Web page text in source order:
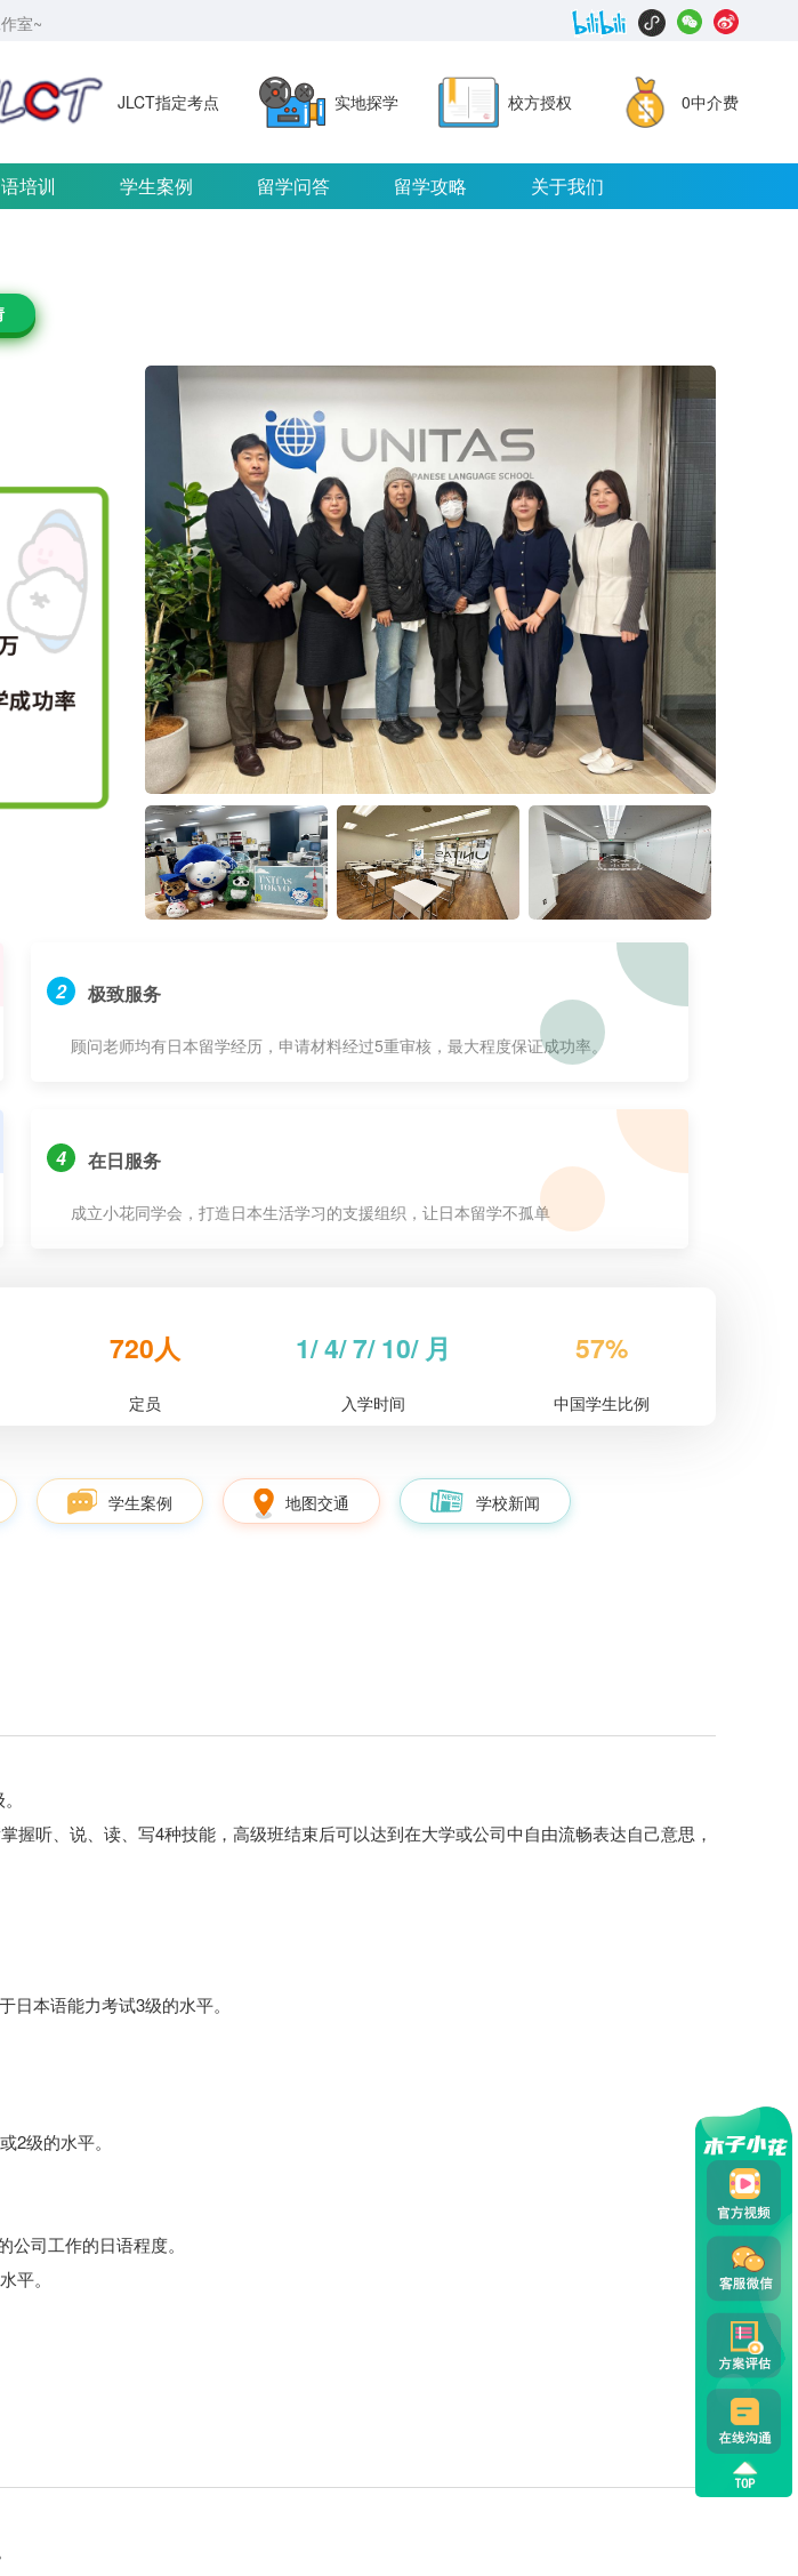
室~
JLCT指定考点 实地探学 校方授权 0中介费
培训 学生案例 留学问答 留学攻略 关于我们
2 极致服务
顾问老师均有日本留学经历，申请材料经过5重审核，最大程度保证成功率。
4 在日服务
成立小花同学会，打造日本生活学习的支援组织，让日本留学不孤单
720人
定员
1/4/7/10/ 月
入学时间
57%
中国学生比例
学生案例 地图交通 学校新闻
听、说、读、写4种技能，高级班结束后可以达到在大学或公司中自由流畅表达自己意思，
本语能力考试3级的水平。
2级的水平。
司工作的日语程度。
平。